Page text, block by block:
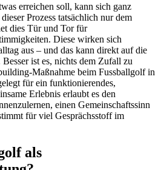
erreichen soll, kann sich ganz
Prozess tatsächlich nur dem
dies Tür und Tor für
Diese wirken sich
aus – und das kann direkt auf die
ist es, nichts dem Zufall zu
Maßnahme beim Fussballgolf in
für ein funktionierendes,
Erlebnis erlaubt es den
einen Gemeinschaftssinn
für viel Gesprächsstoff im
als